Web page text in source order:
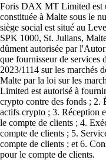
Foris DAX MT Limited est
constituée à Malte sous le
siège social est situé au
SPK 1000, St. Julians,
dûment autorisée par
que fournisseur de services
2023/1114 sur les marchés
Malte par la loi sur les
Limited est autorisé à
crypto contre des fonds ; 2.
actifs crypto ; 3. Réception
le compte de clients ; 4.
compte de clients ; 5.
compte de clients ; et 6.
pour le compte de clients.